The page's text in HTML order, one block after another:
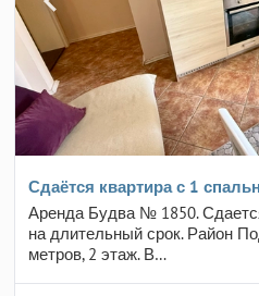
Сдаётся квартира с 1
Аренда Будва № 1850.
на длительный срок. Район
метров, 2 этаж. В…